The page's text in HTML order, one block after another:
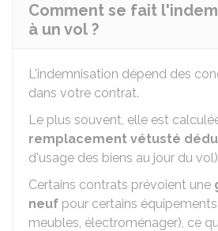
Comment se fait
à un vol ?
L'indemnisation dépend des
dans votre contrat.
Le plus souvent, elle est
remplacement vétusté
d'usage des biens au jour du
Certains contrats prévoient une
neuf pour certains
meubles, électroménager), ce